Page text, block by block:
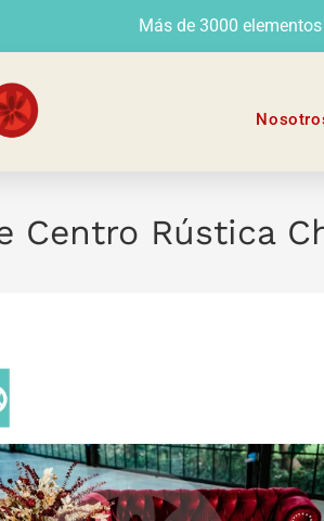
Más de 3000
Centro Rústica